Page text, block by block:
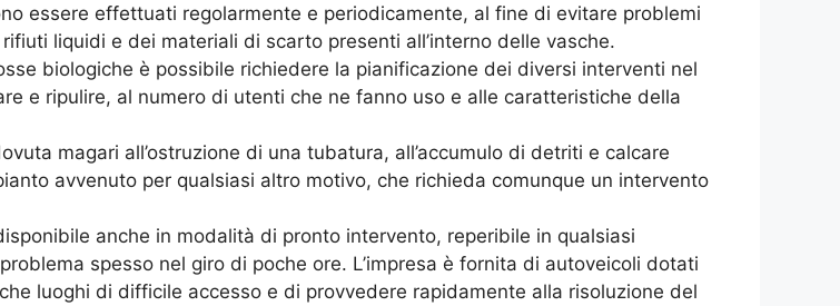
essere effettuati regolarmente e periodicamente, al fine di evitare problemi
liquidi e dei materiali di scarto presenti all’interno delle vasche.
biologiche è possibile richiedere la pianificazione dei diversi interventi nel
e ripulire, al numero di utenti che ne fanno uso e alle caratteristiche della
magari all’ostruzione di una tubatura, all’accumulo di detriti e calcare
avvenuto per qualsiasi altro motivo, che richieda comunque un intervento
anche in modalità di pronto intervento, reperibile in qualsiasi
spesso nel giro di poche ore. L’impresa è fornita di autoveicoli dotati
luoghi di difficile accesso e di provvedere rapidamente alla risoluzione del